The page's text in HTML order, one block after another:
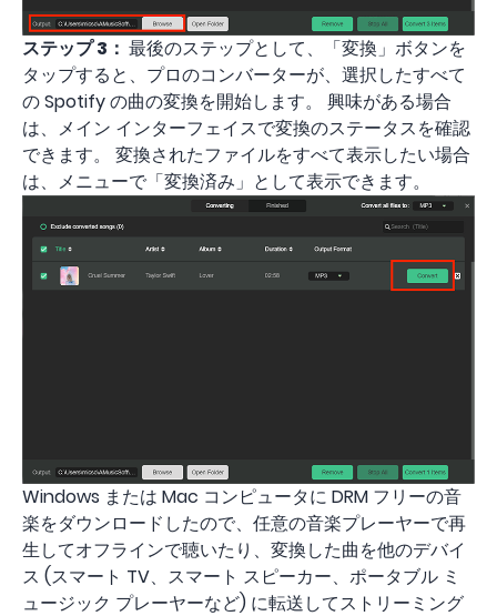
ステップ 3： 最後のステップとして、「変換」ボタンを
タップすると、プロのコンバーターが、選択したすべて
の Spotify の曲の変換を開始します。 興味がある場合
は、メイン インターフェイスで変換のステータスを確認
できます。 変換されたファイルをすべて表示したい場合
は、メニューで「変換済み」として表示できます。
Windows または Mac コンピュータに DRM フリーの音
楽をダウンロードしたので、任意の音楽プレーヤーで再
生してオフラインで聴いたり、変換した曲を他のデバイ
ス (スマート TV、スマート スピーカー、ポータブル ミ
ュージック プレーヤーなど) に転送してストリーミング